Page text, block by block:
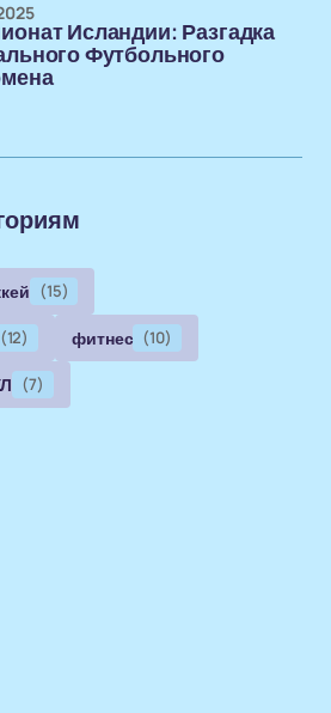
Исландии: Разгадка
Футбольного
(15)
(12) фитнес (10)
(7)